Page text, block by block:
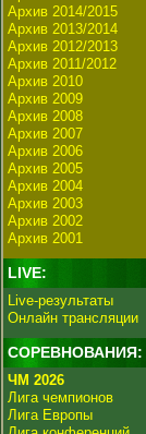
Архив 2014/2015
Архив 2013/2014
Архив 2012/2013
Архив 2011/2012
Архив 2010
Архив 2009
Архив 2008
Архив 2007
Архив 2006
Архив 2005
Архив 2004
Архив 2003
Архив 2002
Архив 2001
LIVE:
Live-результаты
Онлайн трансляции
СОРЕВНОВАНИЯ:
ЧМ 2026
Лига чемпионов
Лига Европы